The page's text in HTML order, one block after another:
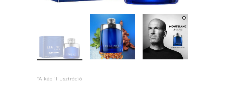
*A kép illusztráció